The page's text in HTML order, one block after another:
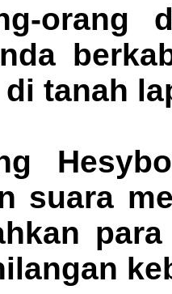
orang
tanah
suara